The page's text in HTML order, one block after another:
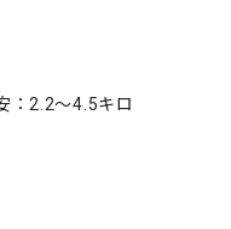
：2.2～4.5キロ